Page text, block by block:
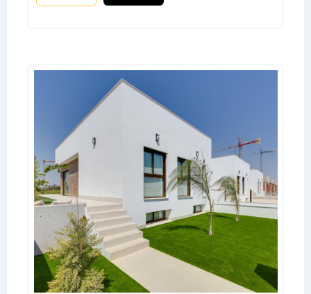
Log In
Don't have an account?